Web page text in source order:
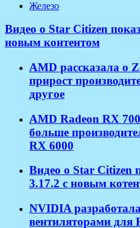
Железо
Видео о Star Citizen
новым контентом
AMD рассказала о
прирост
другое
AMD Radeon RX
больше
RX 6000
Видео о Star Citizen
3.17.2 с новым
NVIDIA
вентиляторами для